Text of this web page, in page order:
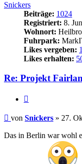
Snickers
Beiträge: 1024
Registriert: 8.
Wohnort:
Fuhrpark:
Likes vergeben:
Likes erhalten:
Re: Projekt
Beitrag
von Snickers » 27.
Das in Berlin war wohl